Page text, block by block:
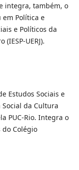
integra, também, o
em Política e
e Políticos da
UERJ).
Estudos Sociais e
Social da Cultura
PUC-Rio. Integra o
Colégio